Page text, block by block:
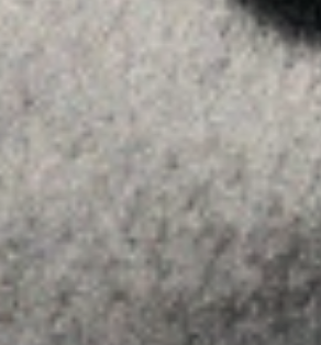
Youtube
Allyon — Barcelona, Spain
Copyrights © 2026 AVISO LEGAL ·
POLÍTICA DE COOKIES ·
·